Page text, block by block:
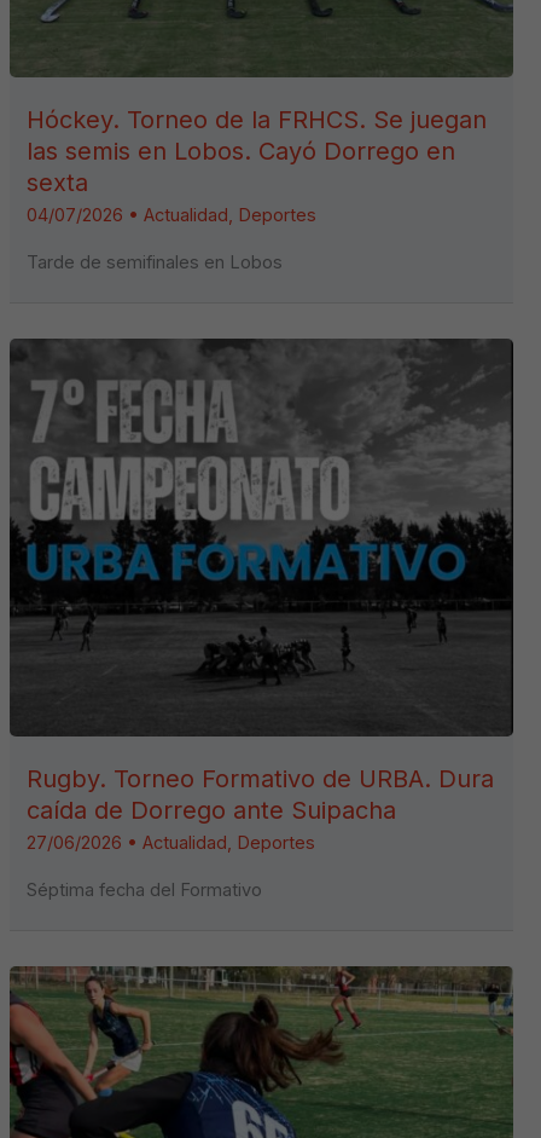
Hóckey. Torneo de la FRHCS. Se juegan
las semis en Lobos. Cayó Dorrego en
sexta
04/07/2026 •Actualidad, Deportes
Tarde de semifinales en Lobos
Rugby. Torneo Formativo de URBA. Dura
caída de Dorrego ante Suipacha
27/06/2026 •Actualidad, Deportes
Séptima fecha del Formativo